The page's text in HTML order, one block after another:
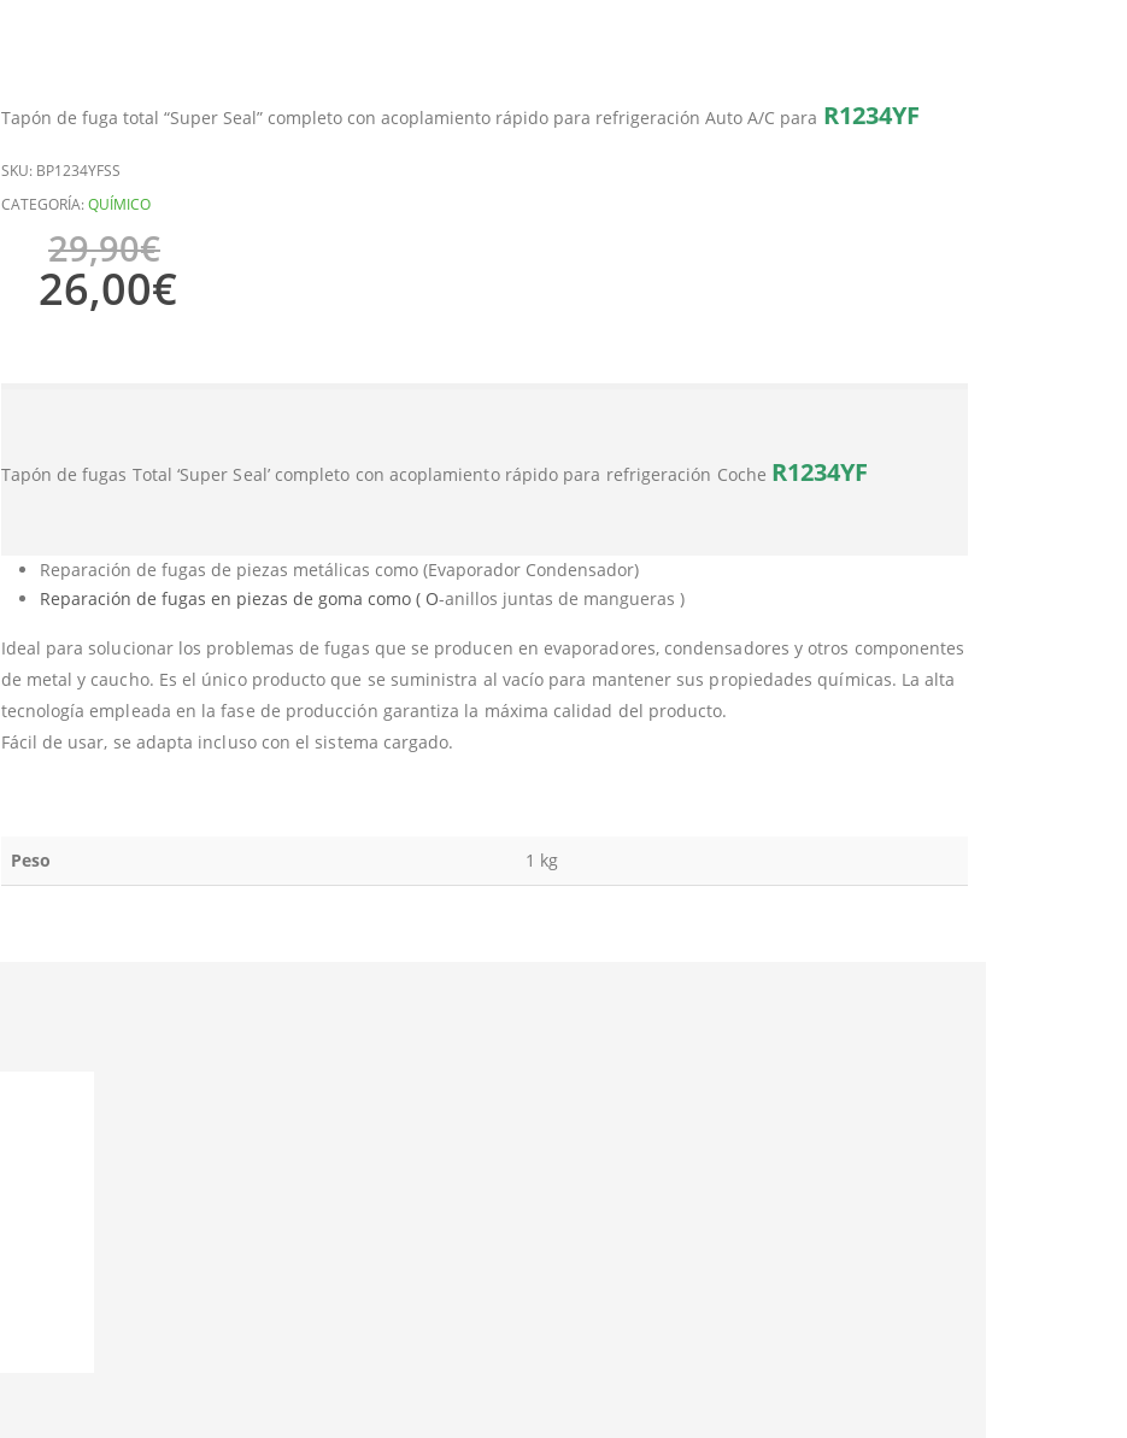
Tapón de fuga total “Super Seal” completo con acoplamiento rápido para refrigeración Auto A/C para R1234YF
SKU: BP1234YFSS
CATEGORÍA:QUÍMICO
29,90€
26,00€
Tapón de fugas Total ‘Super Seal’ completo con acoplamiento rápido para refrigeración Coche R1234YF
Reparación de fugas de piezas metálicas como (Evaporador Condensador)
Reparación de fugas en piezas de goma como ( O-anillos juntas de mangueras )
Ideal para solucionar los problemas de fugas que se producen en evaporadores, condensadores y otros componentes
de metal y caucho. Es el único producto que se suministra al vacío para mantener sus propiedades químicas. La alta
tecnología empleada en la fase de producción garantiza la máxima calidad del producto.
Fácil de usar, se adapta incluso con el sistema cargado.
Peso 1 kg